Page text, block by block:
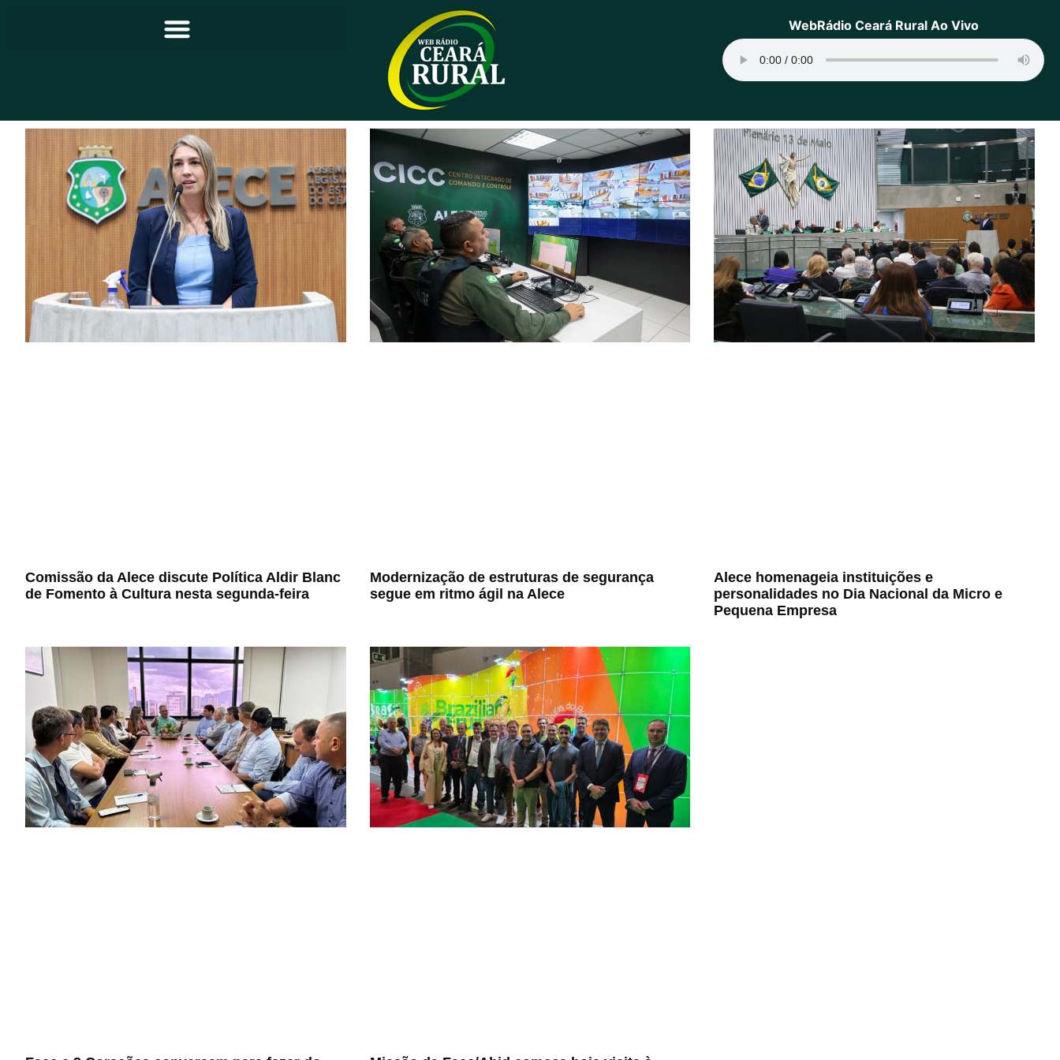
Principal
Notícias
Programação
Equipe
Contato
Sobre
WebRádio Ceará Rural Ao Vivo
Comissão da Alece discute Política Aldir Blanc
de Fomento à Cultura nesta segunda-feira
Modernização de estruturas de segurança
segue em ritmo ágil na Alece
Alece homenageia instituições e
personalidades no Dia Nacional da Micro e
Pequena Empresa